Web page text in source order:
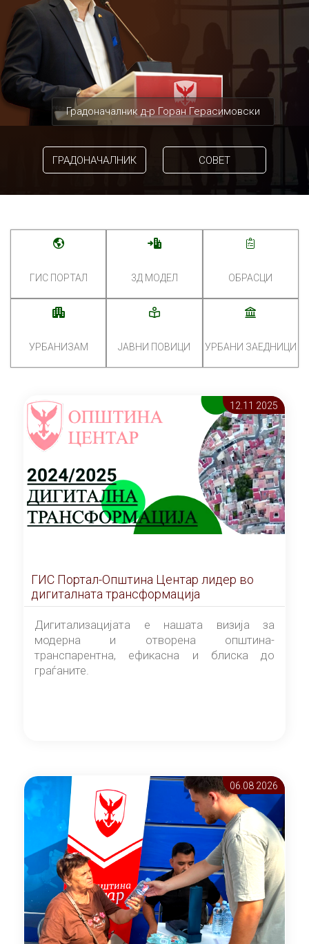
Градоначалник д-р Горан Герасимовски
ГРАДОНАЧАЛНИК СОВЕТ
ГИС ПОРТАЛ 3Д МОДЕЛ ОБРАСЦИ
УРБАНИЗАМ ЈАВНИ ПОВИЦИ УРБАНИ ЗАЕДНИЦИ
12.11 2025
ГИС Портал-Општина Центар лидер во
дигиталната трансформација
Дигитализацијата е нашата визија за
модерна и отворена општина-
транспарентна, ефикасна и блиска до
граѓаните.
06.08 2026